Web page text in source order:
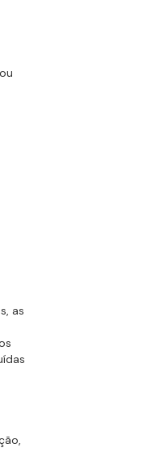
as